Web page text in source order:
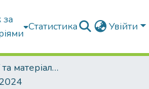
Статистика Увійти
Конференції та матеріали конференцій